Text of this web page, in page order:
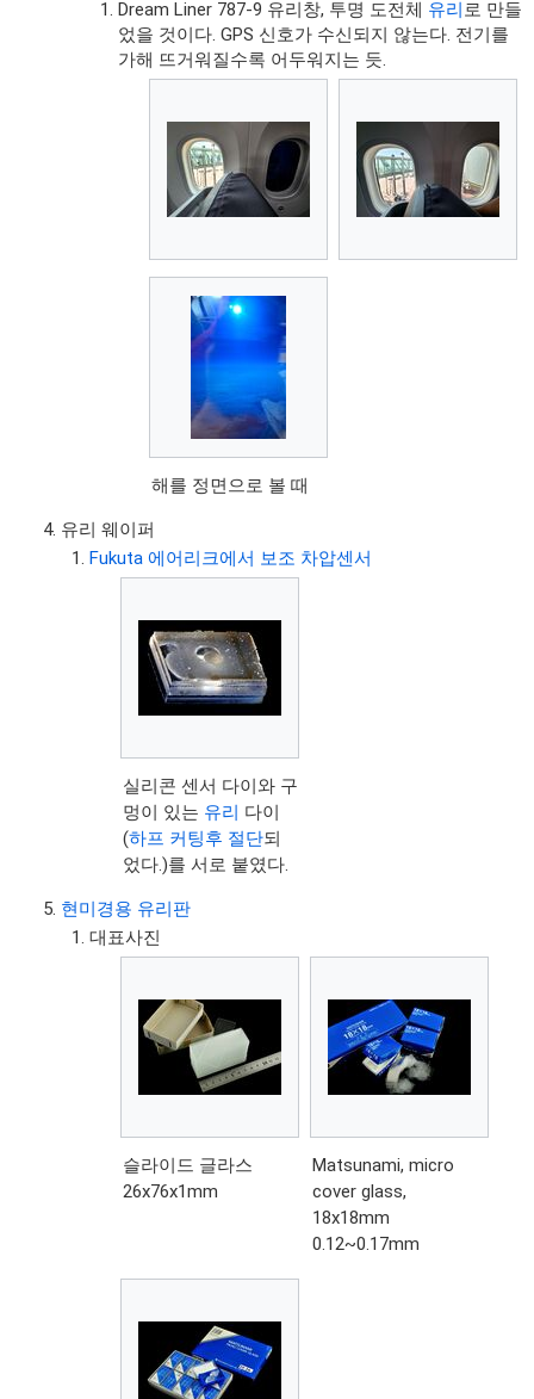
Dream Liner 787-9 유리창, 투명 도전체 유리 로 만들
었을 것이다. GPS 신호가 수신되지 않는다. 전기를
가해 뜨거워질수록 어두워지는 듯.
해를 정면으로 볼 때
유리 웨이퍼
Fukuta 에어리크에서 보조 차압센서
실리콘 센서 다이와 구
멍이 있는 유리 다이
(하프 커팅후 절단되
었다.)를 서로 붙였다.
현미경용 유리판
대표사진
슬라이드 글라스
26x76x1mm
Matsunami, micro
cover glass,
18x18mm
0.12~0.17mm